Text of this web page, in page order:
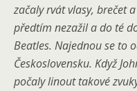
začaly rvát vlasy, brečet
předtím nezažil a do té
Beatles. Najednou se to
Československu. Když
počaly linout takové